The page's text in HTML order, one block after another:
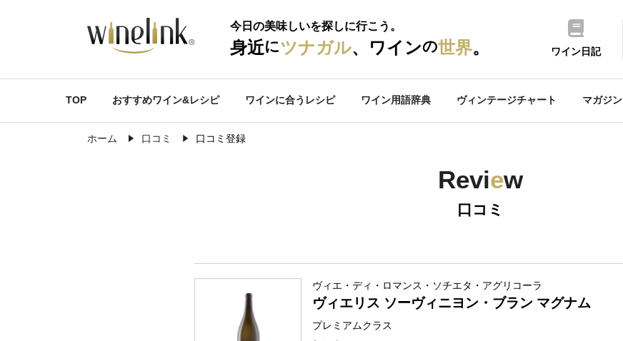
今日の美味しいを探しに行こう。
身近にツナガル、ワインの世界。 ワイン日記
TOP おすすめワイン&レシピ ワインに合うレシピ ワイン用語辞典 ヴィンテージチャート マガジン
ホーム 口コミ 口コミ登録
Review
口コミ
ヴィエ・ディ・ロマンス・ソチエタ・アグリコーラ
ヴィエリス ソーヴィニヨン・ブラン マグナム
プレミアムクラス